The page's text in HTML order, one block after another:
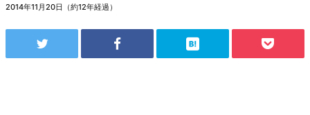
2014年11月20日（約12年経過）